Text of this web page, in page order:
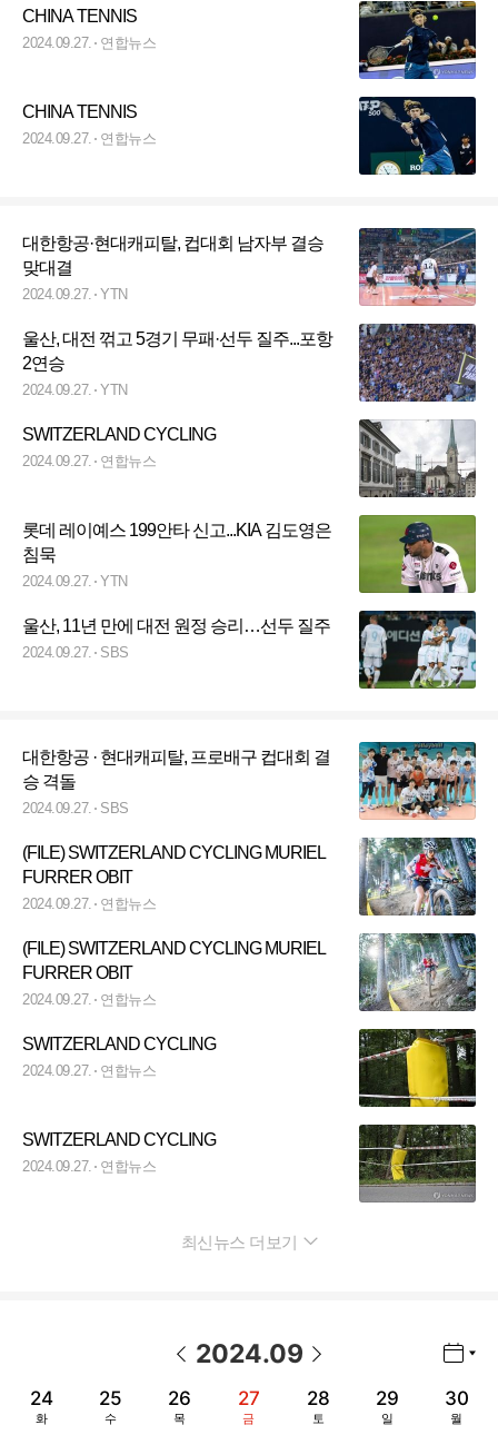
CHINA TENNIS
2024.09.27. 연합뉴스
CHINA TENNIS
2024.09.27. 연합뉴스
대한항공·현대캐피탈, 컵대회 남자부 결승
맞대결
2024.09.27. YTN
울산, 대전 꺾고 5경기 무패·선두 질주...포항
2연승
2024.09.27. YTN
SWITZERLAND CYCLING
2024.09.27. 연합뉴스
롯데 레이예스 199안타 신고...KIA 김도영은
침묵
2024.09.27. YTN
울산, 11년 만에 대전 원정 승리…선두 질주
2024.09.27. SBS
대한항공 · 현대캐피탈, 프로배구 컵대회 결
승 격돌
2024.09.27. SBS
(FILE) SWITZERLAND CYCLING MURIEL
FURRER OBIT
2024.09.27. 연합뉴스
(FILE) SWITZERLAND CYCLING MURIEL
FURRER OBIT
2024.09.27. 연합뉴스
SWITZERLAND CYCLING
2024.09.27. 연합뉴스
SWITZERLAND CYCLING
2024.09.27. 연합뉴스
최신뉴스 더보기
2024.09
24
화
25
수
26
목
27
금
28
토
29
일
30
월